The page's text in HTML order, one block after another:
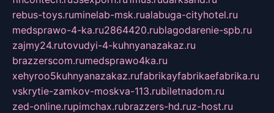
rebus-toys.ruminelab-msk.rualabuga-cityhotel.ru
medsprawo-4-ka.ru2864420.rublagodarenie-spb.ru
zajmy24.rutovudyi-4-kuhnyanazakaz.ru
brazzerscom.rumedsprawo4ka.ru
xehyroo5kuhnyanazakaz.rufabrikayfabrikaefabrika.ru
vskrytie-zamkov-moskva-113.rubiletnadom.ru
zed-online.rupimchax.rubrazzers-hd.ruz-host.ru